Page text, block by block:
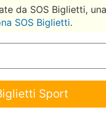
da SOS Biglietti,
SOS Biglietti.
Sport